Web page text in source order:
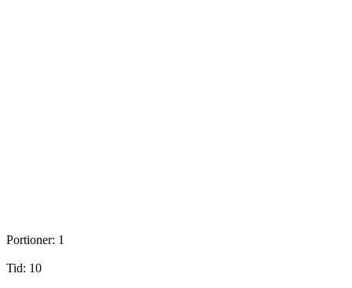
Portioner: 1
Tid: 10